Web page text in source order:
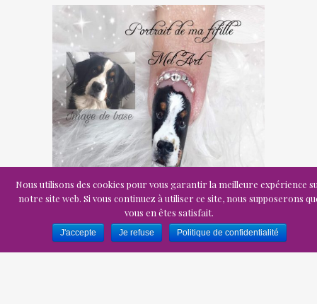
Nous utilisons des cookies pour vous garantir la meilleure expérience
notre site web. Si vous continuez à utiliser ce site, nous supposerons
vous en êtes satisfait.
J'accepte Je refuse Politique de confidentialité